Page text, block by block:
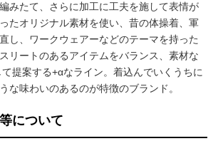
みたて、さらに加工に工夫を施して表情が
たオリジナル素材を使い、昔の体操着、軍
し、ワークウェアーなどのテーマを持った
リートのあるアイテムをバランス、素材な
提案する+αなライン。着込んでいくうちに
な味わいのあるのが特徴のブランド。
について